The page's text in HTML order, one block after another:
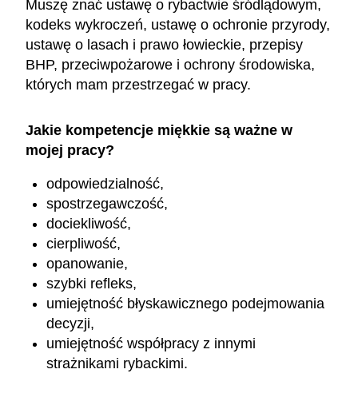
Muszę znać ustawę o rybactwie śródlądowym,
kodeks wykroczeń, ustawę o ochronie przyrody,
ustawę o lasach i prawo łowieckie, przepisy
BHP, przeciwpożarowe i ochrony środowiska,
których mam przestrzegać w pracy.
Jakie kompetencje miękkie są ważne w
mojej pracy?
odpowiedzialność,
spostrzegawczość,
dociekliwość,
cierpliwość,
opanowanie,
szybki refleks,
umiejętność błyskawicznego podejmowania
decyzji,
umiejętność współpracy z innymi
strażnikami rybackimi.